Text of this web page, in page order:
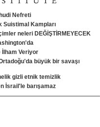
Nefreti
Suistimal Kampları
neleri DEĞİŞTİRMEYECEK
İlham Veriyor
büyük bir savaşı
gizli etnik temizlik
İsrail'le barışamaz